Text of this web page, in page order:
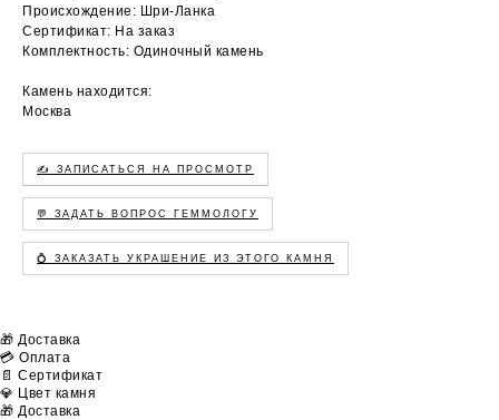
Происхождение: Шри-Ланка
Сертификат: На заказ
Комплектность: Одиночный камень
Камень находится:
Москва
✍️ ЗАПИСАТЬСЯ НА ПРОСМОТР
💬 ЗАДАТЬ ВОПРОС ГЕММОЛОГУ
💍 ЗАКАЗАТЬ УКРАШЕНИЕ ИЗ ЭТОГО КАМНЯ
🎁 Доставка
💳 Оплата
📄 Сертификат
💎 Цвет камня
🎁 Доставка